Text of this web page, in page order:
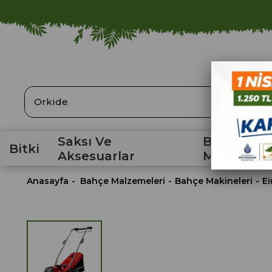
ARA
Bitki
Saksı Ve
Aksesuarlar
Bahçe
Anasayfa Bahçe Malzemeleri Bahçe Makineleri